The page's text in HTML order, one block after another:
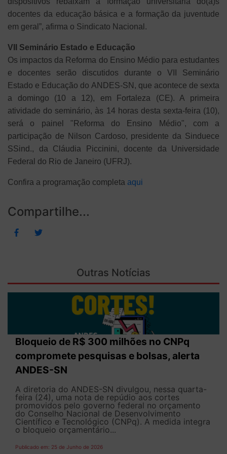
docentes da educação básica e a formação da juventude
em geral”, afirma o Sindicato Nacional.
VII Seminário Estado e Educação
Os impactos da Reforma do Ensino Médio para estudantes
e docentes serão discutidos durante o VII Seminário
Estado e Educação do ANDES-SN, que acontece de sexta
a domingo (10 a 12), em Fortaleza (CE). A primeira
atividade do seminário, às 14 horas desta sexta-feira (10),
será o painel "Reforma do Ensino Médio", com a
participação de Nilson Cardoso, presidente da Sinduece
SSind., da Cláudia Piccinini, docente da Universidade
Federal do Rio de Janeiro (UFRJ).
Confira a programação completa aqui
Compartilhe...
Outras Notícias
Bloqueio de R$ 300 milhões no CNPq
compromete pesquisas e bolsas, alerta
ANDES-SN
A diretoria do ANDES-SN divulgou, nessa quarta-
feira (24), uma nota de repúdio aos cortes
promovidos pelo governo federal no orçamento
do Conselho Nacional de Desenvolvimento
Científico e Tecnológico (CNPq). A medida integra
o bloqueio orçamentário...
Publicado em: 25 de Junho de 2026